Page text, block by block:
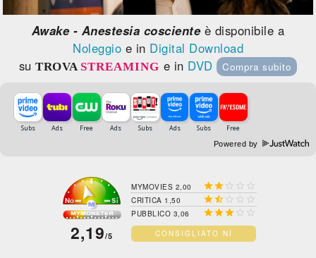
Awake - Anestesia coscienteè disponibile a
Noleggio e in Digital Download
suTROVA STREAMING e in DVD Compra subito
Powered by
2,19/5
MYMOVIES 2,00    
CRITICA 1,50    
PUBBLICO 3,06   
CONSIGLIATO NÌ